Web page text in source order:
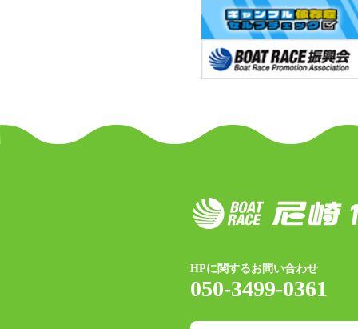
HPに関するお問い合わせ
050-3499-0361